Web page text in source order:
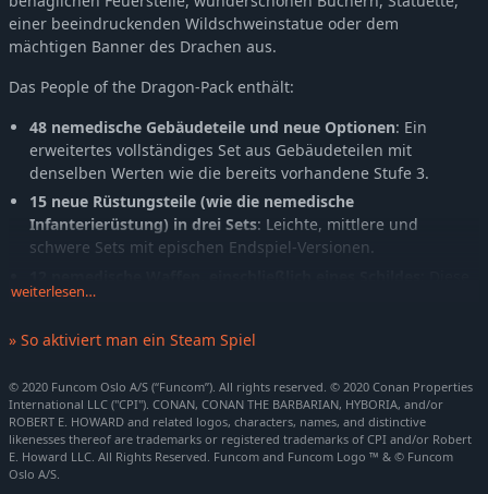
einer beeindruckenden Wildschweinstatue oder dem
mächtigen Banner des Drachen aus.
Das People of the Dragon-Pack enthält:
48 nemedische Gebäudeteile und neue Optionen: Ein
erweitertes vollständiges Set aus Gebäudeteilen mit
denselben Werten wie die bereits vorhandene Stufe 3.
15 neue Rüstungsteile (wie die nemedische
Infanterierüstung) in drei Sets: Leichte, mittlere und
schwere Sets mit epischen Endspiel-Versionen.
entsprechen Eisenwaffen und verfügen über epische
32 neue platzierbare Objekte, wie Bücher, eine Flagge, ein
nemedischen Werkbank her.
3 neue nemedische Pferdesättel: Sattle dein Pferd mit
einem leichten, mittleren oder schweren Sattel.
weiterlesen…
» So aktiviert man ein Steam Spiel
© 2020 Funcom Oslo A/S (“Funcom”). All rights reserved. © 2020 Conan Properties
International LLC ("CPI"). CONAN, CONAN THE BARBARIAN, HYBORIA, and/or
ROBERT E. HOWARD and related logos, characters, names, and distinctive
likenesses thereof are trademarks or registered trademarks of CPI and/or Robert
E. Howard LLC. All Rights Reserved. Funcom and Funcom Logo ™ & © Funcom
Oslo A/S.